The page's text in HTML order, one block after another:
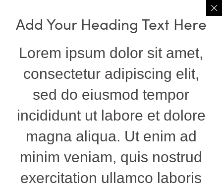
Add Your Heading Text Here
Lorem ipsum dolor sit amet,
consectetur adipiscing elit,
sed do eiusmod tempor
incididunt ut labore et dolore
magna aliqua. Ut enim ad
minim veniam, quis nostrud
exercitation ullamco laboris